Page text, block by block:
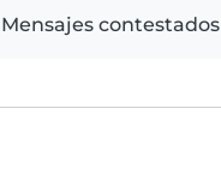
Mensajes contestados